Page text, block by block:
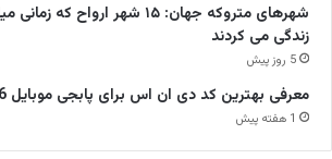
شهرهای متروکه جهان: ۱۵ شهر ارواح
زندگی می کردند
5 روز پیش
معرفی بهترین کد دی ان اس برای پابجی موبایل 2026
1 هفته پیش